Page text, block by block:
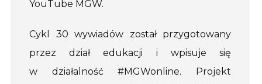
YouTube MGW.
Cykl 30 wywiadów został przygotowany
przez dział edukacji i wpisuje się
w działalność #MGWonline. Projekt